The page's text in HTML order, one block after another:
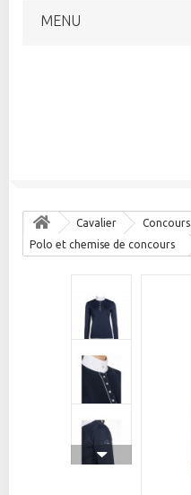
MENU
Cavalier
Concours
Polo et chemise de concours